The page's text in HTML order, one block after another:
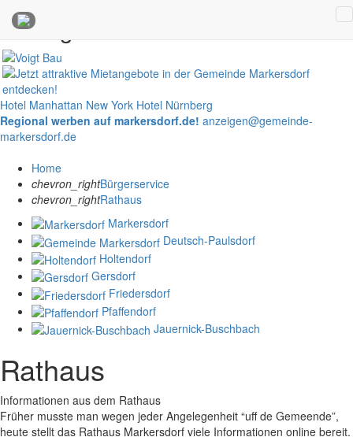
Anzeigen
Hotel Manhattan New York Hotel Nürnberg
Regional werben auf markersdorf.de! anzeigen@gemeinde-
markersdorf.de
Home
chevron_rightBürgerservice
chevron_rightRathaus
Markersdorf
Deutsch-Paulsdorf
Holtendorf
Gersdorf
Friedersdorf
Pfaffendorf
Jauernick-Buschbach
Rathaus
Informationen aus dem Rathaus
Früher musste man wegen jeder Angelegenheit “uff de Gemeende”,
heute stellt das Rathaus Markersdorf viele Informationen online bereit.